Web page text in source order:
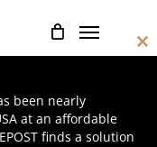
Menu
been nearly
at an affordable
finds a solution